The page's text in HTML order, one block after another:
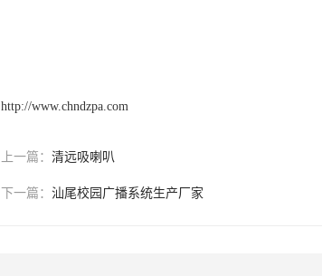
http://www.chndzpa.com
上一篇： 清远吸喇叭
下一篇： 汕尾校园广播系统生产厂家